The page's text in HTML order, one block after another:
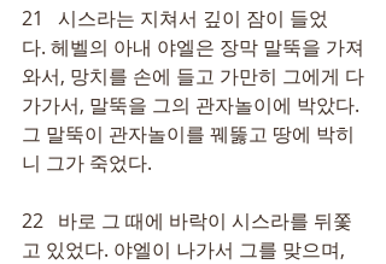
21   시스라는 지쳐서 깊이 잠이 들었
다. 헤벨의 아내 야엘은 장막 말뚝을 가져
와서, 망치를 손에 들고 가만히 그에게 다
가가서, 말뚝을 그의 관자놀이에 박았다.
그 말뚝이 관자놀이를 꿰뚫고 땅에 박히
니 그가 죽었다.
22   바로 그 때에 바락이 시스라를 뒤쫓
고 있었다. 야엘이 나가서 그를 맞으며,